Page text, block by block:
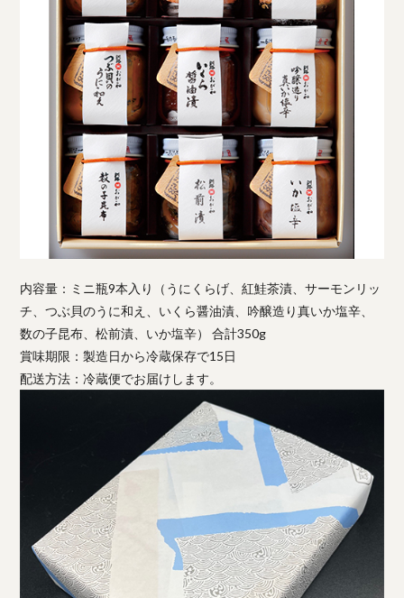
内容量：ミニ瓶9本入り（うにくらげ、紅鮭茶漬、サーモンリッ
チ、つぶ貝のうに和え、いくら醤油漬、吟醸造り真いか塩辛、
数の子昆布、松前漬、いか塩辛） 合計350g
賞味期限：製造日から冷蔵保存で15日
配送方法：冷蔵便でお届けします。